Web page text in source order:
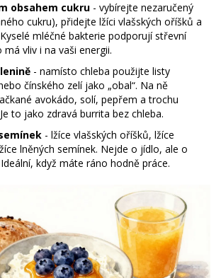
obsahem cukru - vybírejte nezaručený
cukru), přidejte lžíci vlašských oříšků a
mléčné bakterie podporují střevní
vliv i na vaši energii.
- namísto chleba použijte listy
čínského zelí jako „obal“. Na ně
avokádo, solí, pepřem a trochu
to jako zdravá burrita bez chleba.
- lžíce vlašských oříšků, lžíce
lněných semínek. Nejde o jídlo, ale o
když máte ráno hodně práce.